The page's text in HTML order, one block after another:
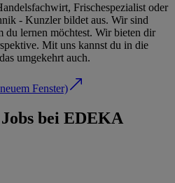
Frischespezialist oder
- Kunzler bildet aus. Wir sind
du lernen möchtest. Wir bieten dir
Mit uns kannst du in die
umgekehrt auch.
Fenster)
bei EDEKA